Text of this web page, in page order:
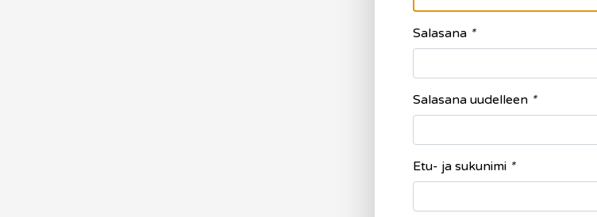
Salasana *
Salasana uudelleen *
Etu- ja sukunimi *